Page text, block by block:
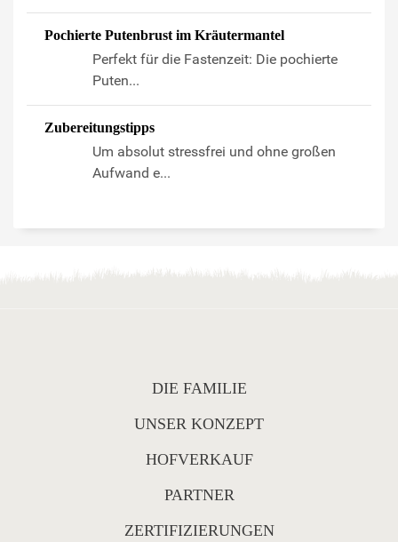
Pochierte Putenbrust im Kräutermantel
Perfekt für die Fastenzeit: Die pochierte
Puten...
Zubereitungstipps
Um absolut stressfrei und ohne großen
Aufwand e...
DIE FAMILIE
UNSER KONZEPT
HOFVERKAUF
PARTNER
ZERTIFIZIERUNGEN